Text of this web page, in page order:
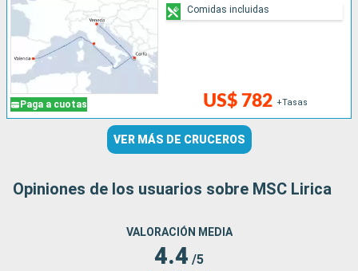
Paga a cuotas US$ 782 +Tasas
Comidas incluidas
VER MÁS DE CRUCEROS
Opiniones de los usuarios sobre MSC Lirica
VALORACIÓN MEDIA
4.4 /5